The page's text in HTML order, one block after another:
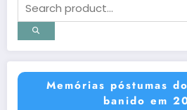
Memórias póstumas
banido em